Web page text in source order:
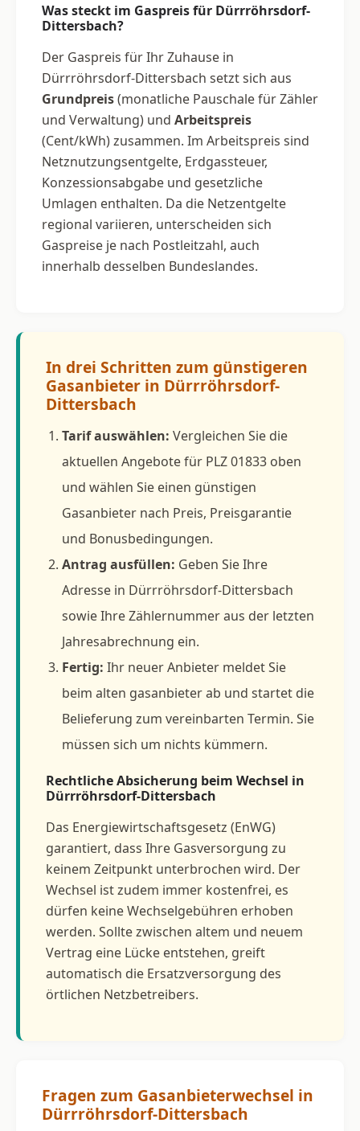
Was steckt im Gaspreis für Dürrröhrsdorf-
Dittersbach?
Der Gaspreis für Ihr Zuhause in
Dürrröhrsdorf-Dittersbach setzt sich aus
Grundpreis(monatliche Pauschale für Zähler
und Verwaltung) und Arbeitspreis
(Cent/kWh) zusammen. Im Arbeitspreis sind
Netznutzungsentgelte, Erdgassteuer,
Konzessionsabgabe und gesetzliche
Umlagen enthalten. Da die Netzentgelte
regional variieren, unterscheiden sich
Gaspreise je nach Postleitzahl, auch
innerhalb desselben Bundeslandes.
In drei Schritten zum günstigeren
Gasanbieter in Dürrröhrsdorf-
Dittersbach
Tarif auswählen: Vergleichen Sie die
aktuellen Angebote für PLZ 01833 oben
und wählen Sie einen günstigen
Gasanbieter nach Preis, Preisgarantie
und Bonusbedingungen.
Antrag ausfüllen: Geben Sie Ihre
Adresse in Dürrröhrsdorf-Dittersbach
sowie Ihre Zählernummer aus der letzten
Jahresabrechnung ein.
Fertig: Ihr neuer Anbieter meldet Sie
beim alten gasanbieter ab und startet die
Belieferung zum vereinbarten Termin. Sie
müssen sich um nichts kümmern.
Rechtliche Absicherung beim Wechsel in
Dürrröhrsdorf-Dittersbach
Das Energiewirtschaftsgesetz (EnWG)
garantiert, dass Ihre Gasversorgung zu
keinem Zeitpunkt unterbrochen wird. Der
Wechsel ist zudem immer kostenfrei, es
dürfen keine Wechselgebühren erhoben
werden. Sollte zwischen altem und neuem
Vertrag eine Lücke entstehen, greift
automatisch die Ersatzversorgung des
örtlichen Netzbetreibers.
Fragen zum Gasanbieterwechsel in
Dürrröhrsdorf-Dittersbach